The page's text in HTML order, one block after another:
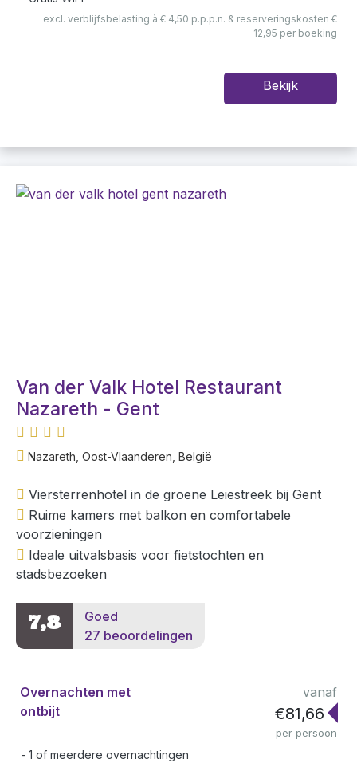
excl. verblijfsbelasting à € 4,50 p.p.p.n. & reserveringskosten €
12,95 per boeking
Bekijk
Van der Valk Hotel Restaurant
Nazareth - Gent
Nazareth, Oost-Vlaanderen, België
Viersterrenhotel in de groene Leiestreek bij Gent
Ruime kamers met balkon en comfortabele
voorzieningen
Ideale uitvalsbasis voor fietstochten en
stadsbezoeken
7,8
Goed
27 beoordelingen
Overnachten met
ontbijt
vanaf
€81,66
per persoon
1 of meerdere overnachtingen